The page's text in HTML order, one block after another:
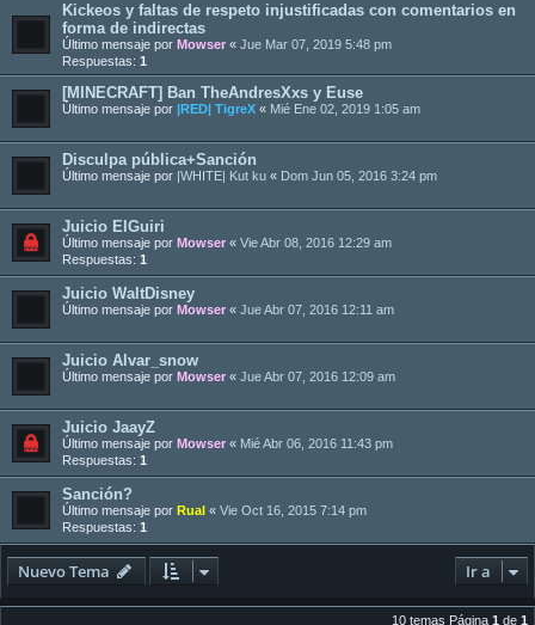
Kickeos y faltas de respeto injustificadas con comentarios en
forma de indirectas
Último mensaje por Mowser « Jue Mar 07, 2019 5:48 pm
Respuestas: 1
[MINECRAFT] Ban TheAndresXxs y Euse
Último mensaje por |RED| TigreX « Mié Ene 02, 2019 1:05 am
Disculpa pública+Sanción
Último mensaje por |WHITE| Kut ku « Dom Jun 05, 2016 3:24 pm
Juicio ElGuiri
Último mensaje por Mowser « Vie Abr 08, 2016 12:29 am
Respuestas: 1
Juicio WaltDisney
Último mensaje por Mowser « Jue Abr 07, 2016 12:11 am
Juicio Alvar_snow
Último mensaje por Mowser « Jue Abr 07, 2016 12:09 am
Juicio JaayZ
Último mensaje por Mowser « Mié Abr 06, 2016 11:43 pm
Respuestas: 1
Sanción?
Último mensaje por Rual « Vie Oct 16, 2015 7:14 pm
Respuestas: 1
Nuevo Tema Ir a
10 temas Página 1 de 1